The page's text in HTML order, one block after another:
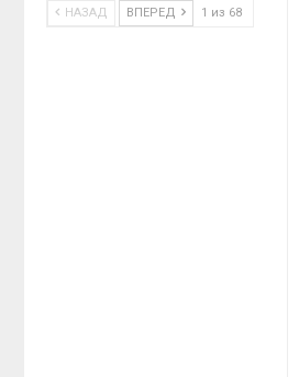
НАЗАД ВПЕРЕД 1 из 68